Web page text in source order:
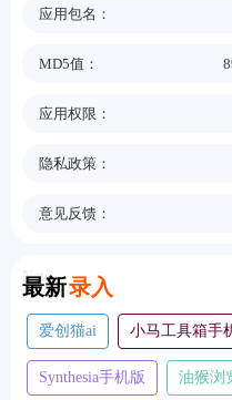
应用包名：
MD5值：
应用权限：
隐私政策：
意见反馈：
最新录入
New
爱创猫ai 小马工具箱手
Synthesia手机版 油猴浏